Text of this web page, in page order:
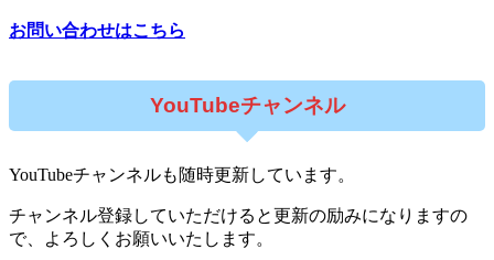
お問い合わせはこちら
YouTubeチャンネル
YouTubeチャンネルも随時更新しています。
チャンネル登録していただけると更新の励みになりますの
で、よろしくお願いいたします。